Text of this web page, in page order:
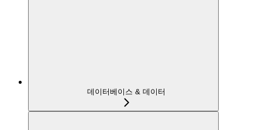
데이터베이스 & 데이터